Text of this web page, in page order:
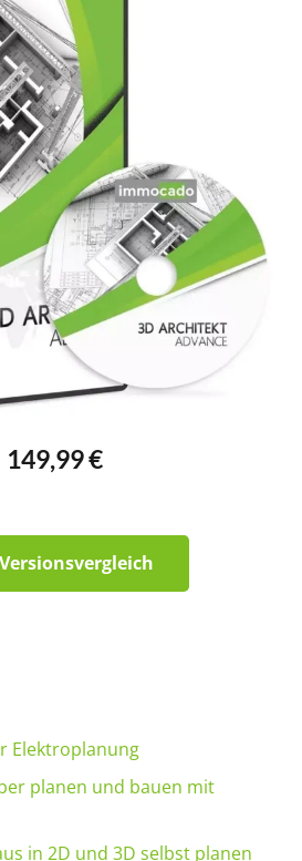
149,99 €
Elektroplanung
planen und bauen mit
in 2D und 3D selbst planen